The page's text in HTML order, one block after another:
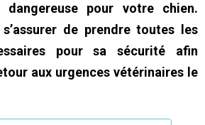
pour votre chien.
de prendre toutes les
pour sa sécurité afin
aux urgences vétérinaires le